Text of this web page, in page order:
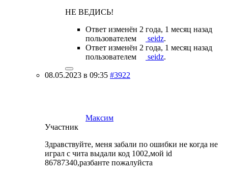
НЕ ВЕДИСЬ!
Ответ изменён 2 года, 1 месяц назад
пользователем
seidz.
Ответ изменён 2 года, 1 месяц назад
пользователем
seidz.
08.05.2023 в 09:35 #3922
Максим
Участник
Здравствуйте, меня забали по ошибки не когда не
играл с чита выдали код 1002,мой id
86787340,разбанте пожалуйста